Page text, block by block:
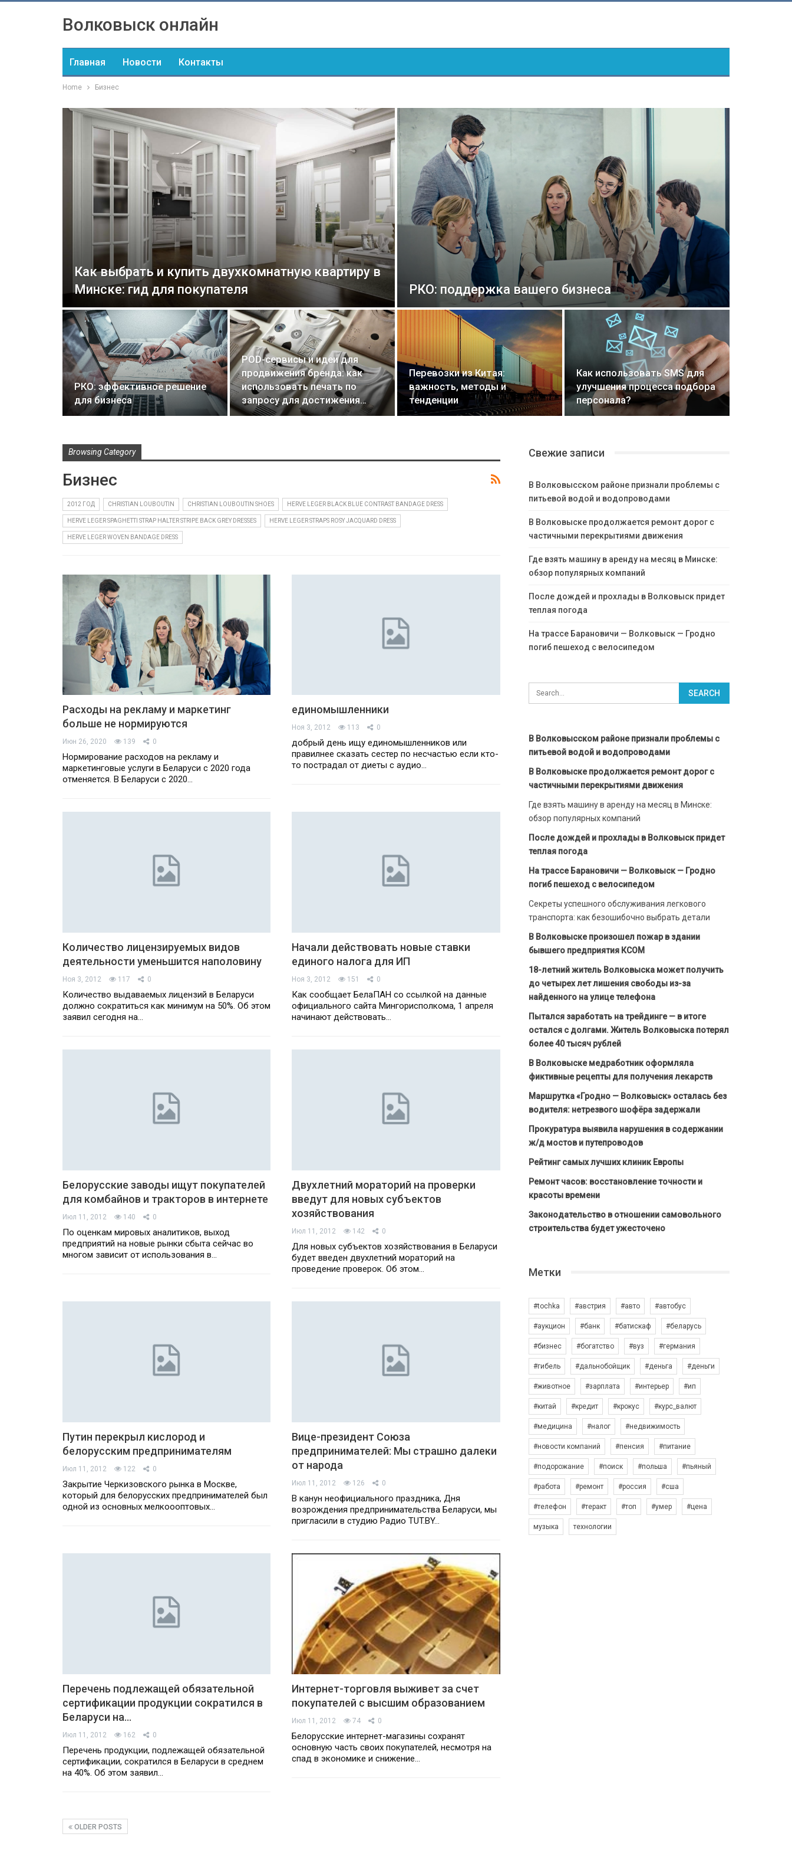
Волковыск онлайн
Главная Новости Контакты
Home Бизнес
Как выбрать и купить двухкомнатную квартиру в
Минске: гид для покупателя
РКО: поддержка вашего бизнеса
РКО: эффективное решение
для бизнеса
POD-сервисы и идеи для
продвижения бренда: как
использовать печать по
запросу для достижения…
Перевозки из Китая:
важность, методы и
тенденции
Как использовать SMS для
улучшения процесса подбора
персонала?
Browsing Category
Бизнес
2012 ГОД CHRISTIAN LOUBOUTIN CHRISTIAN LOUBOUTIN SHOES HERVE LEGER BLACK BLUE CONTRAST BANDAGE DRESS
HERVE LEGER SPAGHETTI STRAP HALTER STRIPE BACK GREY DRESSES HERVE LEGER STRAPS ROSY JACQUARD DRESS
HERVE LEGER WOVEN BANDAGE DRESS
Расходы на рекламу и маркетинг
больше не нормируются
Июн 26, 2020 139 0
Нормирование расходов на рекламу и
маркетинговые услуги в Беларуси с 2020 года
отменяется. В Беларуси с 2020…
единомышленники
Ноя 3, 2012 113 0
добрый день ищу единомышленников или
правилнее сказать сестер по несчастью если кто-
то пострадал от диеты с аудио…
Количество лицензируемых видов
деятельности уменьшится наполовину
Ноя 3, 2012 117 0
Количество выдаваемых лицензий в Беларуси
должно сократиться как минимум на 50%. Об этом
заявил сегодня на…
Начали действовать новые ставки
единого налога для ИП
Ноя 3, 2012 151 0
Как сообщает БелаПАН со ссылкой на данные
официального сайта Мингорисполкома, 1 апреля
начинают действовать…
Белорусские заводы ищут покупателей
для комбайнов и тракторов в интернете
Июл 11, 2012 140 0
­По оценкам мировых аналитиков, выход
предприятий на новые рынки сбыта сейчас во
многом зависит от использования в…
Двухлетний мораторий на проверки
введут для новых субъектов
хозяйствования
Июл 11, 2012 142 0
Для новых субъектов хозяйствования в Беларуси
будет введен двухлетний мораторий на
проведение проверок. Об этом…
Путин перекрыл кислород и
белорусским предпринимателям
Июл 11, 2012 122 0
Закрытие Черкизовского рынка в Москве,
который для белорусских предпринимателей был
одной из основных мелкоооптовых…
Вице-президент Союза
предпринимателей: Мы страшно далеки
от народа
Июл 11, 2012 126 0
В канун неофициального праздника, Дня
возрождения предпринимательства Беларуси, мы
пригласили в студию Радио TUT.BY…
Перечень подлежащей обязательной
сертификации продукции сократился в
Беларуси на…
Июл 11, 2012 162 0
Перечень продукции, подлежащей обязательной
сертификации, сократился в Беларуси в среднем
на 40%. Об этом заявил…
Интернет-торговля выживет за счет
покупателей с высшим образованием
Июл 11, 2012 74 0
Белорусские интернет-магазины сохранят
основную часть своих покупателей, несмотря на
спад в экономике и снижение…
OLDER POSTS
Свежие записи
В Волковысском районе признали проблемы с
питьевой водой и водопроводами
В Волковыске продолжается ремонт дорог с
частичными перекрытиями движения
Где взять машину в аренду на месяц в Минске:
обзор популярных компаний
После дождей и прохлады в Волковыск придет
теплая погода
На трассе Барановичи — Волковыск — Гродно
погиб пешеход с велосипедом
В Волковысском районе признали проблемы с
питьевой водой и водопроводами
В Волковыске продолжается ремонт дорог с
частичными перекрытиями движения
Где взять машину в аренду на месяц в Минске:
обзор популярных компаний
После дождей и прохлады в Волковыск придет
теплая погода
На трассе Барановичи — Волковыск — Гродно
погиб пешеход с велосипедом
Секреты успешного обслуживания легкового
транспорта: как безошибочно выбрать детали
В Волковыске произошел пожар в здании
бывшего предприятия КСОМ
18-летний житель Волковыска может получить
до четырех лет лишения свободы из-за
найденного на улице телефона
Пытался заработать на трейдинге — в итоге
остался с долгами. Житель Волковыска потерял
более 40 тысяч рублей
В Волковыске медработник оформляла
фиктивные рецепты для получения лекарств
Маршрутка «Гродно — Волковыск» осталась без
водителя: нетрезвого шофёра задержали
Прокуратура выявила нарушения в содержании
ж/д мостов и путепроводов
Рейтинг самых лучших клиник Европы
Ремонт часов: восстановление точности и
красоты времени
Законодательство в отношении самовольного
строительства будет ужесточено
Метки
#tochka #австрия #авто #автобус
#аукцион #банк #батискаф #беларусь
#бизнес #богатство #вуз #германия
#гибель #дальнобойщик #деньга #деньги
#животное #зарплата #интерьер #ип
#китай #кредит #крокус #курс_валют
#медицина #налог #недвижимость
#новости компаний #пенсия #питание
#подорожание #поиск #польша #пьяный
#работа #ремонт #россия #сша
#телефон #теракт #топ #умер #цена
музыка технологии